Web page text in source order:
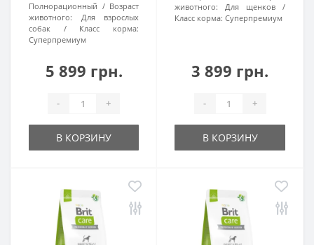
Полнорационный
Возраст
животного:
Для взрослых
собак
Класс корма:
Суперпремиум
5 899 грн.
- +
В КОРЗИНУ
животного:
Для щенков
Класс корма: Суперпремиум
3 899 грн.
- +
В КОРЗИНУ